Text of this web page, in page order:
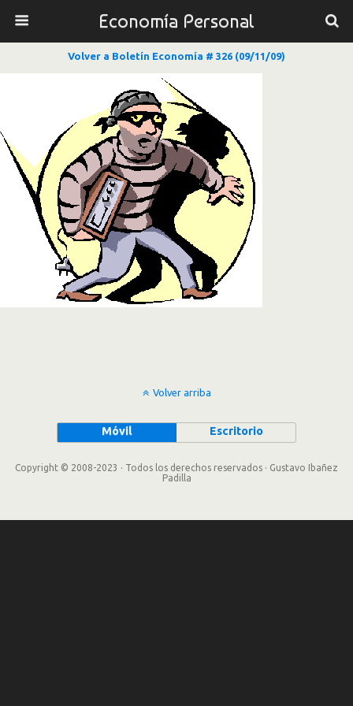
Economía Personal
Volver a Boletín Economía # 326 (09/11/09)
Volver arriba
Móvil Escritorio
Copyright © 2008-2023 · Todos los derechos reservados · Gustavo Ibañez
Padilla